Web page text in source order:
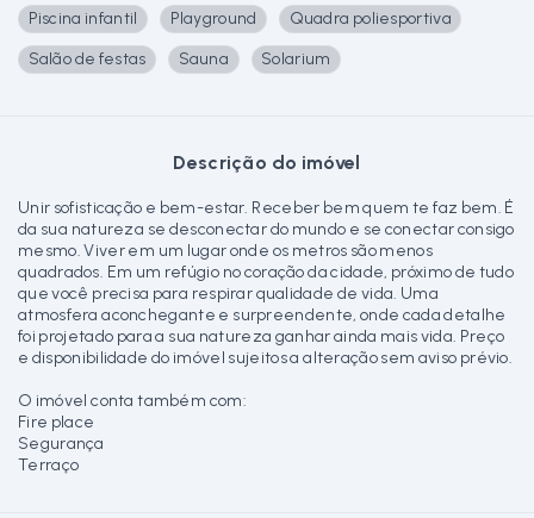
Piscina infantil
Playground
Quadra poliesportiva
Salão de festas
Sauna Solarium
Descrição do imóvel
Unir sofisticação e bem-estar. Receber bem quem te faz bem. É
da sua natureza se desconectar do mundo e se conectar consigo
mesmo. Viver em um lugar onde os metros são menos
quadrados. Em um refúgio no coração da cidade, próximo de tudo
que você precisa para respirar qualidade de vida. Uma
atmosfera aconchegante e surpreendente, onde cada detalhe
foi projetado para a sua natureza ganhar ainda mais vida. Preço
e disponibilidade do imóvel sujeitos a alteração sem aviso prévio.
O imóvel conta também com:
Fire place
Segurança
Terraço